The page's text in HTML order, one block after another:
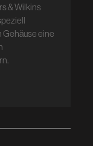
& Wilkins
Gehäuse eine